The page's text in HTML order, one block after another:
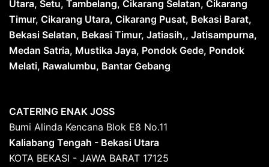
Utara, Setu, Tambelang, Cikarang Selatan, Cikarang
Timur, Cikarang Utara, Cikarang Pusat, Bekasi Barat,
Bekasi Selatan, Bekasi Timur, Jatiasih,, Jatisampurna,
Medan Satria, Mustika Jaya, Pondok Gede, Pondok
Melati, Rawalumbu, Bantar Gebang
CATERING ENAK JOSS
Bumi Alinda Kencana Blok E8 No.11
Kaliabang Tengah - Bekasi Utara
KOTA BEKASI - JAWA BARAT 17125